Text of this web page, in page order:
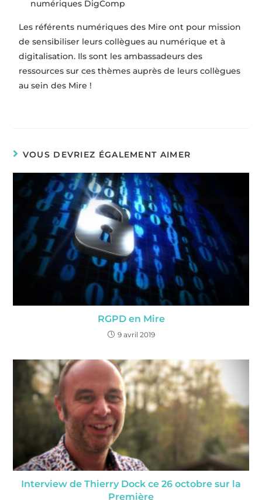
numériques DigComp
Les référents numériques des Mire ont pour mission
de sensibiliser leurs collègues au numérique et à
digitalisation. Ils sont les ambassadeurs des
ressources sur ces thèmes auprès de leurs collègues
au sein des Mire !
VOUS DEVRIEZ ÉGALEMENT AIMER
RGPD en Mire
9 avril 2019
Interview de Thierry Dock ce 26 octobre sur la
Première